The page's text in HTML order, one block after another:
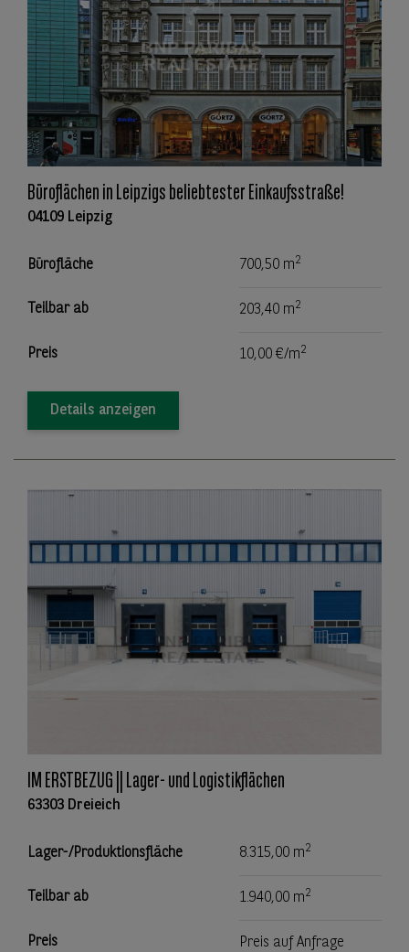
Büroflächen in Leipzigs beliebtester Einkaufsstraße!
04109 Leipzig
Bürofläche 700,50 m2
Teilbar ab 203,40 m2
Preis 10,00 €/m2
Details anzeigen
IM ERSTBEZUG || Lager- und Logistikflächen
63303 Dreieich
Lager-/Produktionsfläche 8.315,00 m2
Teilbar ab 1.940,00 m2
Preis Preis auf Anfrage